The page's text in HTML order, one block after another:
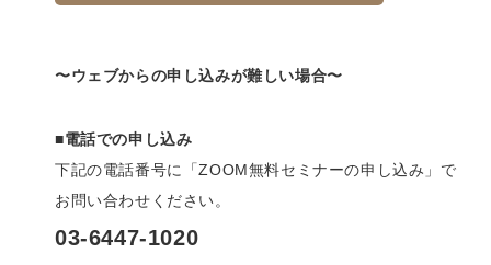
〜ウェブからの申し込みが難しい場合〜
■電話での申し込み
下記の電話番号に「ZOOM無料セミナーの申し込み」で
お問い合わせください。
03-6447-1020